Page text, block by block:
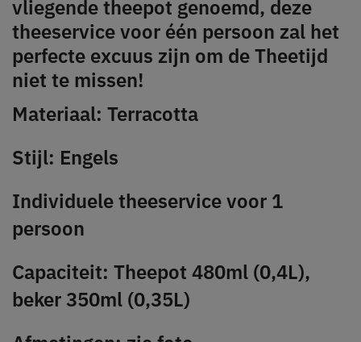
vliegende theepot genoemd, deze
theeservice voor één persoon zal het
perfecte excuus zijn om de Theetijd
niet te missen!
Materiaal: Terracotta
Stijl: Engels
Individuele theeservice voor 1
persoon
Capaciteit: Theepot 480ml (0,4L),
beker 350ml (0,35L)